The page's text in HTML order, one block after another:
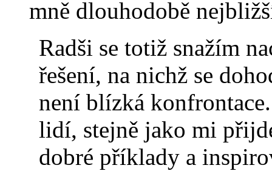
mně dlouhodobě
Radši se totiž snažím
řešení, na nichž se
není blízká
lidí, stejně jako mi
dobré příklady a